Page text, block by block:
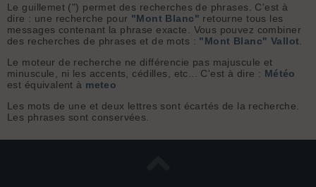
Le guillemet (") permet des recherches de phrases. C'est à
dire : une recherche pour "Mont Blanc" retourne tous les
messages contenant la phrase exacte. Vous pouvez combiner
des recherches de phrases et de mots : "Mont Blanc" Vallot
Le moteur de recherche ne différencie pas majuscule et
minuscule, ni les accents, cédilles, etc... C'est à dire : Météo
est équivalent à meteo
Les mots de une et deux lettres sont écartés de la recherche.
Les phrases sont conservées.